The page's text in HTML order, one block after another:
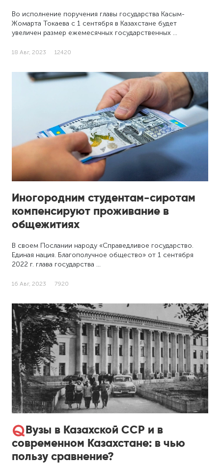
Во исполнение поручения главы государства Касым-
Жомарта Токаева с 1 сентября в Казахстане будет
увеличен размер ежемесячных государственных …
18 Авг, 2023 12420
Иногородним студентам-сиротам
компенсируют проживание в
общежитиях
В своем Послании народу «Справедливое государство.
Единая нация. Благополучное общество» от 1 сентября
2022 г. глава государства …
16 Авг, 2023 7920
Вузы в Казахской ССР и в
современном Казахстане: в чью
пользу сравнение?